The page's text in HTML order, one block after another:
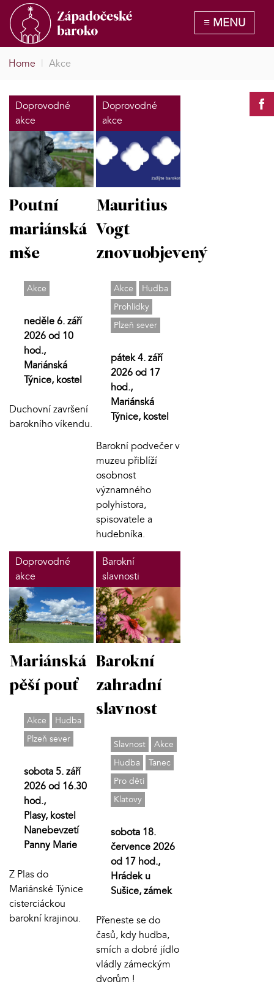
Home | Akce
Doprovodné
akce
Poutní
mariánská
mše
Akce
neděle 6. září
2026 od 10
hod.,
Mariánská
Týnice, kostel
Duchovní završení
barokního víkendu.
Doprovodné
akce
Mauritius
Vogt
znovuobjevený
Akce
Hudba
Prohlídky
Plzeň sever
pátek 4. září
2026 od 17
hod.,
Mariánská
Týnice, kostel
Barokní podvečer v
muzeu přiblíží
osobnost
významného
polyhistora,
spisovatele a
hudebníka.
Doprovodné
akce
Mariánská
pěší pouť
Akce
Hudba
Plzeň sever
sobota 5. září
2026 od 16.30
hod.,
Plasy, kostel
Nanebevzetí
Panny Marie
Z Plas do
Mariánské Týnice
cisterciáckou
barokní krajinou.
Barokní
slavnosti
Barokní
zahradní
slavnost
Slavnost
Akce
Hudba
Tanec
Pro děti
Klatovy
sobota 18.
července 2026
od 17 hod.,
Hrádek u
Sušice, zámek
Přeneste se do
časů, kdy hudba,
smích a dobré jídlo
vládly zámeckým
dvorům !